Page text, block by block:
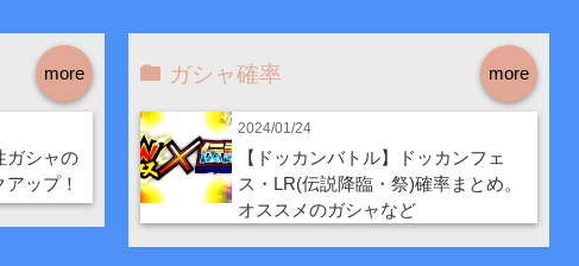
more
ガシャの
ップ！
more
ガシャ確率
2024/01/24
【ドッカンバトル】ドッカンフェ
ス・LR(伝説降臨・祭)確率まとめ。
オススメのガシャなど